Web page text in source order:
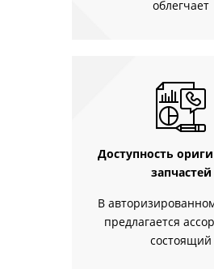
облегчает
Доступность
запчастей
В
предлагается
состоящий